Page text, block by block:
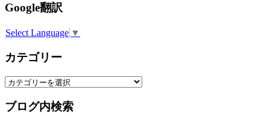
Google翻訳
Select Language ▼
カテゴリー
カ
ゴ
ブログ内検索